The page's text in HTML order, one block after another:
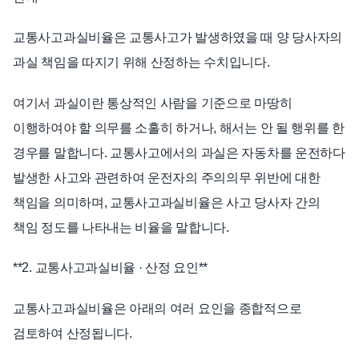
교통사고과실비율은 교통사고가 발생하였을 때 양 당사자의
과실 책임을 따지기 위해 산정하는 수치입니다.
여기서 과실이란 통상적인 사람을 기준으로 마땅히
이행하여야 할 의무를 소홀히 하거나, 해서는 안 될 행위를 한
경우를 말합니다. 교통사고에서의 과실은 자동차를 운전하다
발생한 사고와 관련하여 운전자의 주의의무 위반에 대한
책임을 의미하며, 교통사고과실비율은 사고 당사자 간의
책임 정도를 나타내는 비율을 말합니다.
**2. 교통사고과실비율 · 산정 요인**
교통사고과실비율은 아래의 여러 요인을 종합적으로
검토하여 산정됩니다.